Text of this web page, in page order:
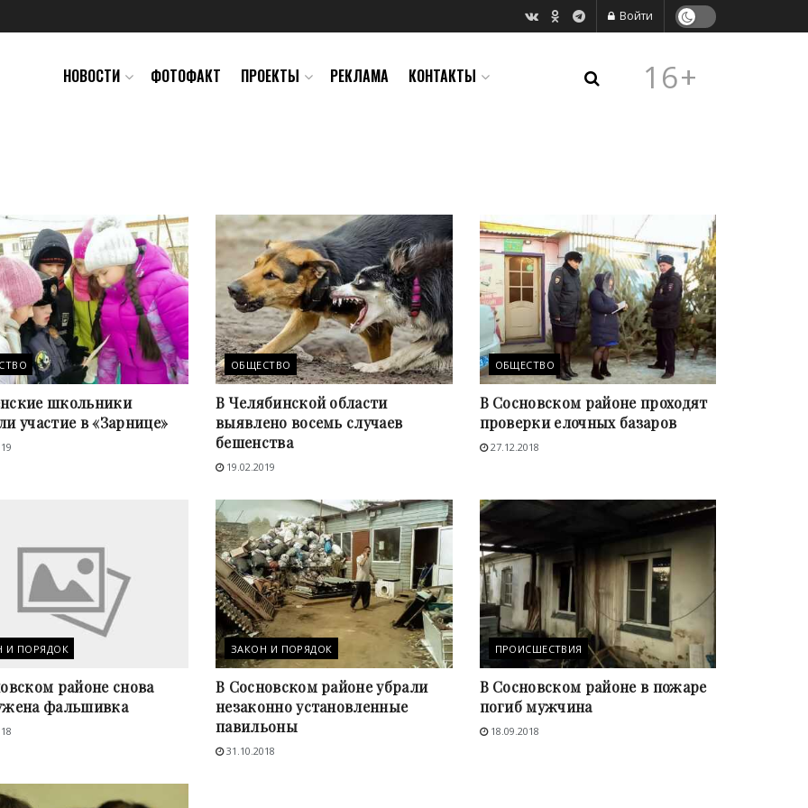
Войти
НОВОСТИ ФОТОФАКТ ПРОЕКТЫ РЕКЛАМА КОНТАКТЫ 16+
школьники
участие в «Зарнице»
ОБЩЕСТВО
В Челябинской области
выявлено восемь случаев
бешенства
19.02.2019
ОБЩЕСТВО
В Сосновском районе проходят
проверки елочных базаров
27.12.2018
И ПОРЯДОК
районе снова
фальшивка
ЗАКОН И ПОРЯДОК
В Сосновском районе убрали
незаконно установленные
павильоны
31.10.2018
ПРОИСШЕСТВИЯ
В Сосновском районе в пожаре
погиб мужчина
18.09.2018